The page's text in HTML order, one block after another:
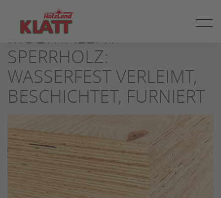
SEITENINHALT
SPRINGEN
MULTITALENT
SPERRHOLZ:
WASSERFEST VERLEIMT,
BESCHICHTET, FURNIERT